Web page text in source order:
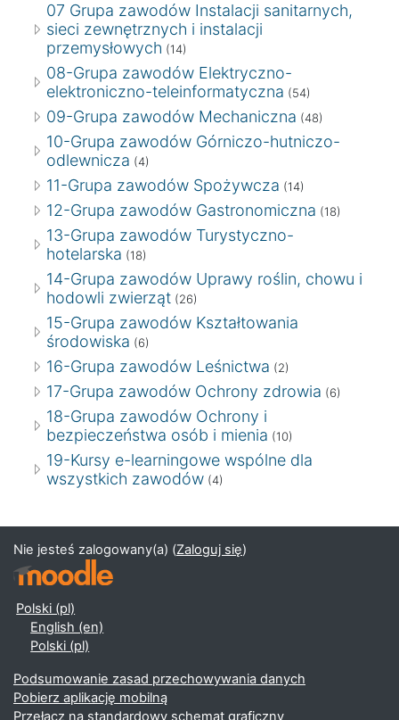
07 Grupa zawodów Instalacji sanitarnych,
sieci zewnętrznych i instalacji
przemysłowych (14)
08-Grupa zawodów Elektryczno-
elektroniczno-teleinformatyczna (54)
09-Grupa zawodów Mechaniczna (48)
10-Grupa zawodów Górniczo-hutniczo-
odlewnicza (4)
11-Grupa zawodów Spożywcza (14)
12-Grupa zawodów Gastronomiczna (18)
13-Grupa zawodów Turystyczno-
hotelarska (18)
14-Grupa zawodów Uprawy roślin, chowu i
hodowli zwierząt (26)
15-Grupa zawodów Kształtowania
środowiska (6)
16-Grupa zawodów Leśnictwa (2)
17-Grupa zawodów Ochrony zdrowia (6)
18-Grupa zawodów Ochrony i
bezpieczeństwa osób i mienia (10)
19-Kursy e-learningowe wspólne dla
wszystkich zawodów (4)
Nie jesteś zalogowany(a) (Zaloguj się)
Polski ‎(pl)‎
English ‎(en)‎
Polski ‎(pl)‎
Podsumowanie zasad przechowywania danych
Pobierz aplikację mobilną
Przełącz na standardowy schemat graficzny